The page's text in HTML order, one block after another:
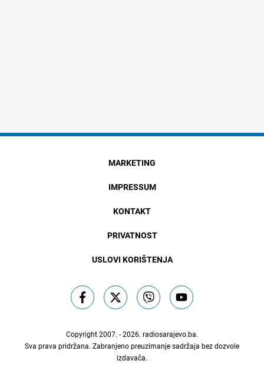
MARKETING
IMPRESSUM
KONTAKT
PRIVATNOST
USLOVI KORIŠTENJA
Copyright 2007. - 2026. radiosarajevo.ba.
Sva prava pridržana. Zabranjeno preuzimanje sadržaja bez dozvole
izdavača.